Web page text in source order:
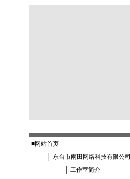
■网站首页
├ 东台市雨田网络科技有限公司
├ 工作室简介